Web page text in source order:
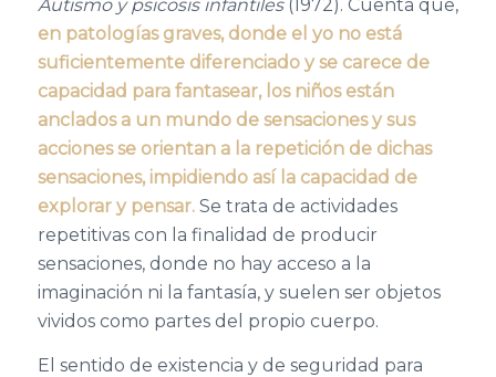
Autismo y psicosis infantiles (1972). Cuenta que,
en patologías graves, donde el yo no está
suficientemente diferenciado yse carecede
capacidad para fantasear, los niños están
anclados a un mundo de sensaciones ysus
accionesse orientan a la repetición de dichas
sensaciones, impidiendo así la capacidad de
explorar y pensar. Se trata de actividades
repetitivas con la finalidad de producir
sensaciones, donde no hay acceso a la
imaginación ni la fantasía, y suelen ser objetos
vividos como partes del propio cuerpo.
El sentido de existencia y de seguridad para